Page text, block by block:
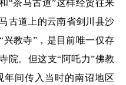
“茶马古道”这样经贸往来
古道上的云南省剑川县沙
教寺”，是目前唯一仅存
院。但这支“阿吒力”佛教
间传入当时的南诏地区